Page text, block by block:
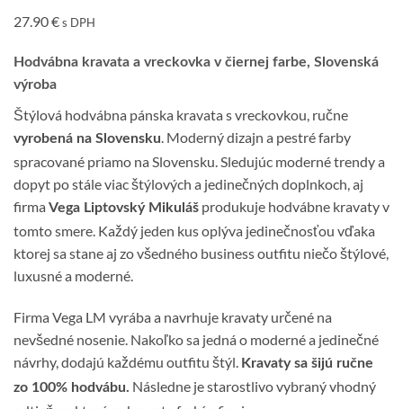
27.90€s DPH
Hodvábna kravata a vreckovka v čiernej farbe, Slovenská
výroba
Štýlová hodvábna pánska kravata s vreckovkou, ručne
vyrobená na Slovensku. Moderný dizajn a pestré farby
spracované priamo na Slovensku. Sledujúc moderné trendy a
dopyt po stále viac štýlových a jedinečných doplnkoch, aj
firma Vega Liptovský Mikuláš produkuje hodvábne kravaty v
tomto smere. Každý jeden kus oplýva jedinečnosťou vďaka
ktorej sa stane aj zo všedného business outfitu niečo štýlové,
luxusné a moderné.
Firma Vega LM vyrába a navrhuje kravaty určené na
nevšedné nosenie. Nakoľko sa jedná o moderné a jedinečné
návrhy, dodajú každému outfitu štýl.
Kravaty sa šijú ručne
zo 100% hodvábu. Následne je starostlivo vybraný vhodný